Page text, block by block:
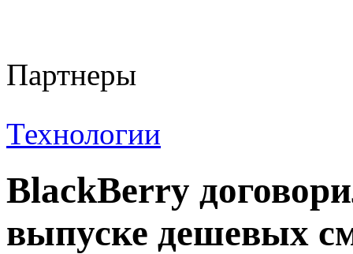
Партнеры
Технологии
BlackBerry
выпуске дешевых